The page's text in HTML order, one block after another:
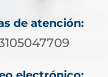
de atención: